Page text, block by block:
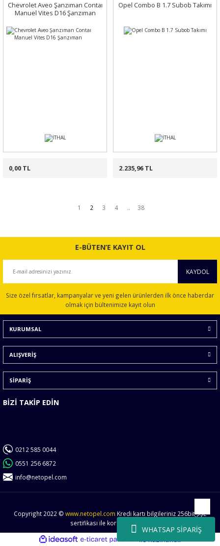
WHATSAP SİPARİŞ
Chevrolet Aveo Şanzıman Contaı
Manuel Vites D16 Şanzıman
0,00 TL
Opel Combo B 1.7 Subob Takımı
2.235,96 TL
1 2 3 4 .. 38
E-BÜTEN’E KAYIT OL
KAYDOL
Size özel fırsatlar, kampanyalar ve yeni gelen ürünlerden ilk önce haberdar
olmak için bültenimize kayıt olun
KURUMSAL
ALIŞVERİŞ
SİPARİŞ
BİZİ TAKİP EDİN
0212 585 0044
0551 256 6872
info@netopel.com
Copyright 2022 © www.netopel.com Kredi kartı bilgileriniz 256bit SSL
sertifikası ile korunmaktadır.
Yukarı
ideasoft